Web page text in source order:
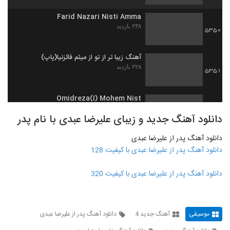
5350
Farid Nazari Nisti Amma
۲۳۸ بازدید
5351
آهنگ زیبا تر از تو از میثم فائزنیا(پاپ)
۲۲۸ بازدید
Omidreza(I) Mohem Nist
5353
موزیک زیبای رسیدی (رمیکس) از فرشاد افشار
۲۳۵ بازدید
دانلود آهنگ جاوید روزای رفته
موزیک زیبای تنفر از طیب باقری
دانلود آهنگ جدید و زیبای علیرضا عبدی با نام پدر
دانلود آهنگ پدر از علیرضا عبدی
دانلود آهنگ پدر از علیرضا عبدی با کیفیت 128
دانلود آهنگ پدر از علیرضا عبدی با کیفیت 320
موسیقی آهنگ جدید 4
دانلود آهنگ پدر از علیرضا عبدی